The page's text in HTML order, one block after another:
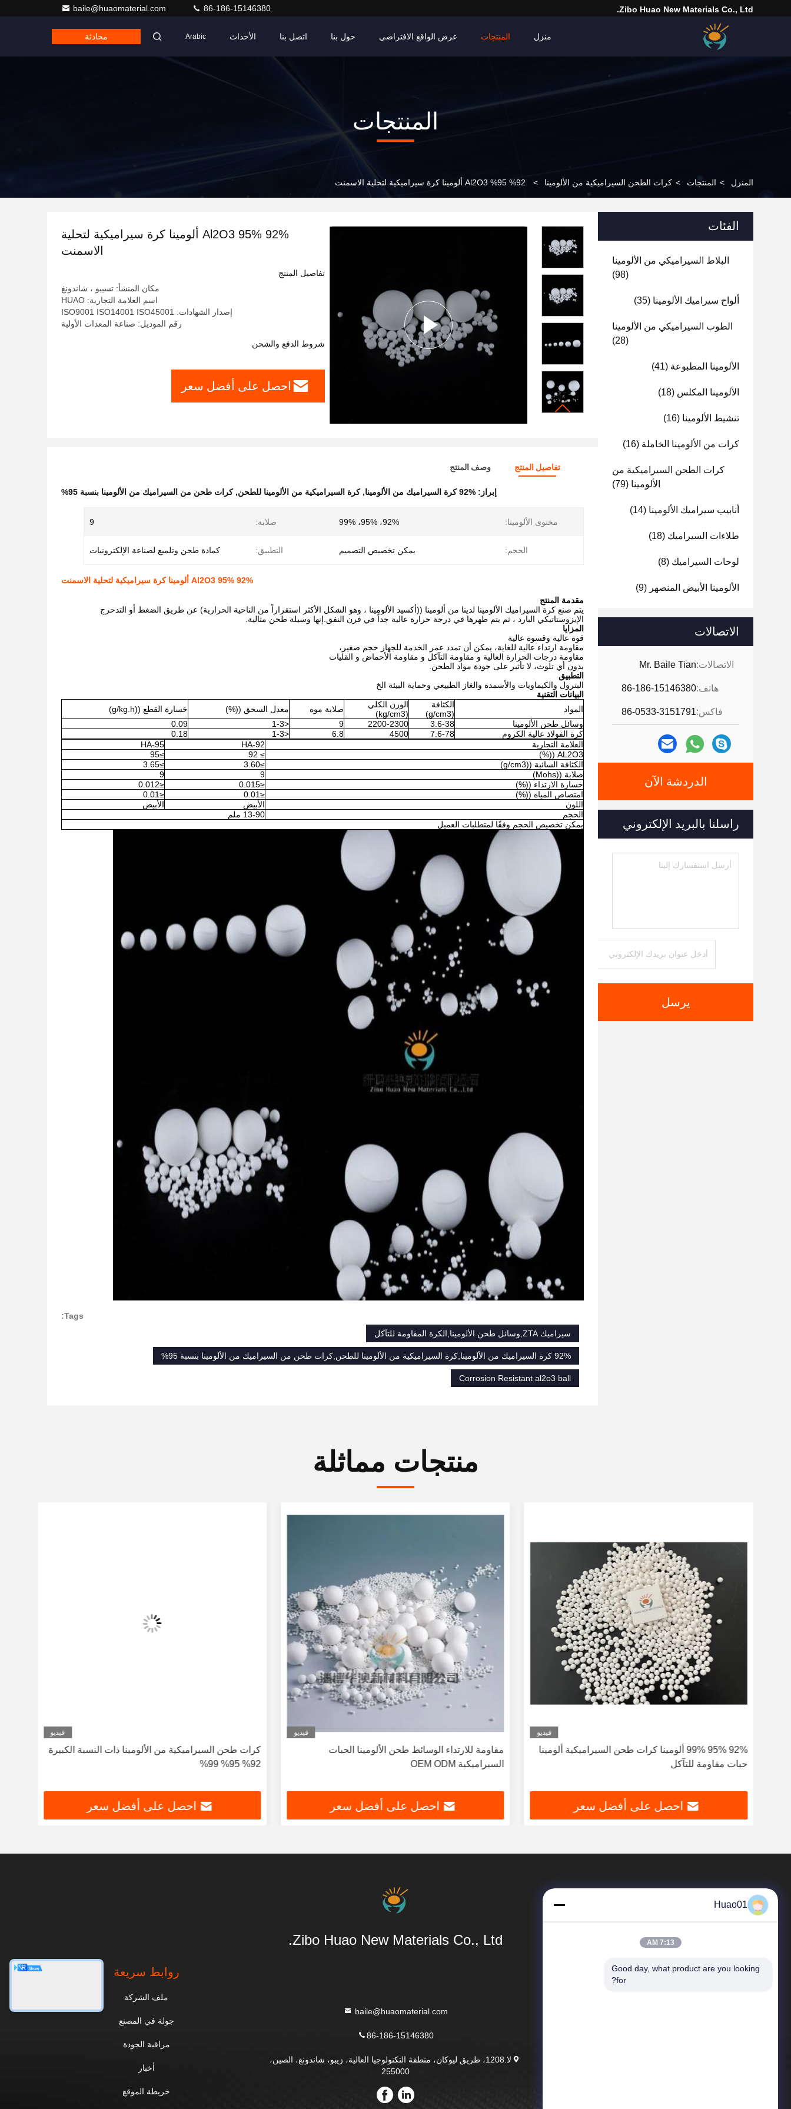
Zibo Huao New Materials Co., Ltd.
baile@huaomaterial.com 86-186-15146380
منزل المنتجات عرض الواقع الافتراضي حول بنا اتصل بنا الأحداث Arabic محادثة
المنتجات
المنزل > المنتجات > كرات الطحن السيراميكية من الألومينا > 92% 95% Al2O3 ألومينا كرة سيراميكية لتحلية الاسمنت
الفئات
البلاط السيراميكي من الألومينا
(98)
ألواح سيراميك الألومينا (35)
الطوب السيراميكي من الألومينا
(28)
الألومينا المطبوعة (41)
الألومينا المكلس (18)
تنشيط الألومينا (16)
كرات من الألومينا الخاملة (16)
كرات الطحن السيراميكية من
الألومينا (79)
أنابيب سيراميك الألومينا (14)
طلاءات السيراميك (18)
لوحات السيراميك (8)
الألومينا الأبيض المنصهر (9)
الاتصالات
الاتصالات:Mr. Baile Tian
هاتف:86-186-15146380
فاكس:86-0533-3151791
الدردشة الآن
راسلنا بالبريد الإلكتروني
يرسل
92% 95% Al2O3 ألومينا كرة سيراميكية لتحلية
الاسمنت
تفاصيل المنتج
مكان المنشأ: تسيبو ، شاندونغ
اسم العلامة التجارية: HUAO
إصدار الشهادات: ISO9001 ISO14001 ISO45001
رقم الموديل: صناعة المعدات الأولية
شروط الدفع والشحن
احصل على أفضل سعر
تفاصيل المنتج وصف المنتج
إبراز: 92% كرة السيراميك من الألومينا ,كرة السيراميكية من الألومينا للطحن,كرات طحن من السيراميك من الألومينا بنسبة 95%
محتوى الألومينا: 92%، 95%، 99% صلابة: 9
الحجم: يمكن تخصيص التصميم التطبيق: كمادة طحن وتلميع لصناعة الإلكترونيات
92% 95% Al2O3 ألومينا كرة سيراميكية لتحلية الاسمنت
مقدمة المنتج
يتم صنع كرة السيراميك الألومينا لدينا من ألومينا ((أكسيد الألومينا ، وهو الشكل الأكثر استقراراً من الناحية الحرارية) عن طريق الضغط أو التدحرج
الإيزوستاتيكي البارد ، ثم يتم طهرها في درجة حرارة عالية جداً في فرن النفق.إنها وسيلة طحن مثالية.
المزايا
قوة عالية وقسوة عالية
مقاومة ارتداء عالية للغاية، يمكن أن تمدد عمر الخدمة للجهاز حجم صغير،
مقاومة درجات الحرارة العالية و مقاومة التآكل و مقاومة الأحماض و القليات
بدون أي تلوث، لا تأثير على جودة مواد الطحن.
التطبيق
البترول والكيماويات والأسمدة والغاز الطبيعي وحماية البيئة الخ
البيانات التقنية
المواد
الكثافة
(g/cm3)
الوزن الكلي
(kg/cm3)
صلابة موه معدل السحق ((%)
خسارة القطع ((g/kg.h)
وسائل طحن الألومينا
3.6-38
2200-2300
9
<1-3
0.09
كرة الفولاذ عالية الكروم
7.6-78
4500
6.8
<1-3
0.18
العلامة التجارية
HA-92
HA-95
AL2O3 ((%)
≥ 92
≥95
الكثافة السائبة ((g/cm3)
≥3.60
≥3.65
صلابة ((Mohs)
9
9
خسارة الارتداء ((%)
≤0.015
≤0.012
امتصاص المياه ((%)
≤0.01
≤0.01
اللون
الأبيض
الأبيض
الحجم
13-90 ملم
يمكن تخصيص الحجم وفقًا لمتطلبات العميل
Tags:
سيراميك ZTA,وسائل طحن الألومينا,الكرة المقاومة للتآكل
92% كرة السيراميك من الألومينا,كرة السيراميكية من الألومينا للطحن,كرات طحن من السيراميك من الألومينا بنسبة 95%
Corrosion Resistant al2o3 ball
منتجات مماثلة
فيديو
92% 95% 99% ألومينا كرات طحن السيراميكية ألومينا
حبات مقاومة للتآكل
احصل على أفضل سعر
فيديو
مقاومة للارتداء الوسائط طحن الألومينا الحبات
السيراميكية OEM ODM
احصل على أفضل سعر
فيديو
كرات طحن السيراميكية من الألومينا ذات النسبة الكبيرة
92% 95% 99%
احصل على أفضل سعر
Zibo Huao New Materials Co., Ltd.
المنتجات
baile@huaomaterial.com
86-186-15146380
لا.1208، طريق ليوكان، منطقة التكنولوجيا العالية، زيبو، شاندونغ، الصين،
255000
روابط سريعة
ملف الشركة
جولة في المصنع
مراقبة الجودة
أخبار
خريطة الموقع
Huao01
7:13 AM
Good day, what product are you looking
for?